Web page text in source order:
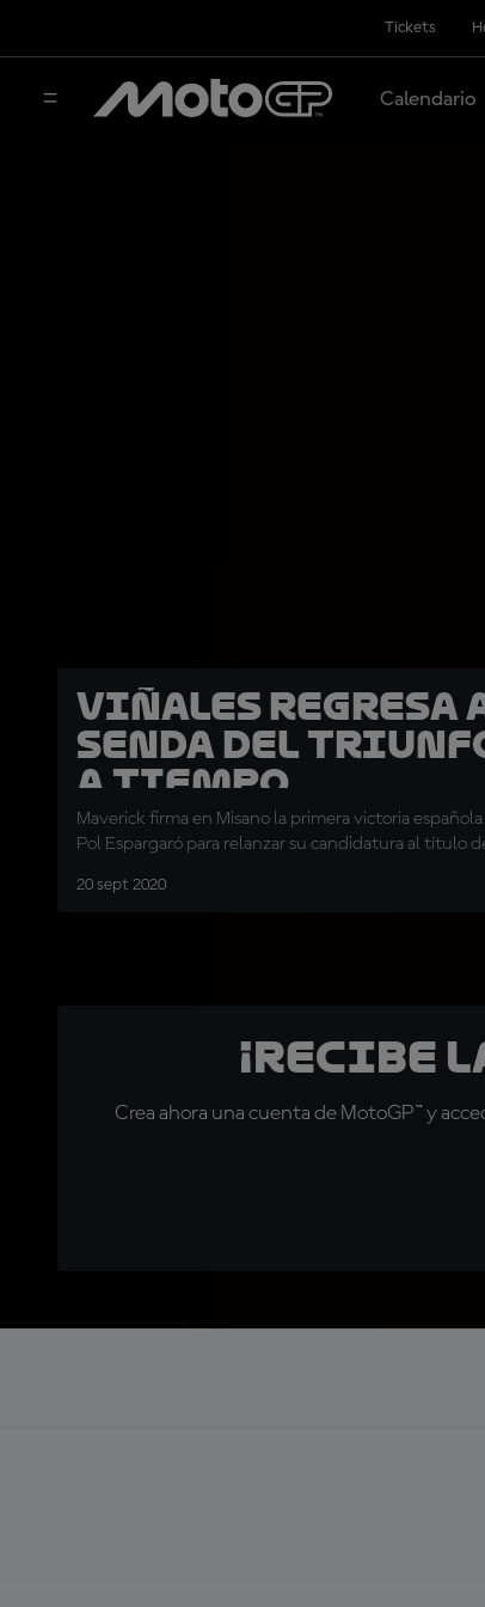
Tickets
Calendario
Viñales regresa
senda del
a tiempo
Maverick firma en Misano la primera victoria
Pol Espargaró para relanzar su candidatura al título
20 sept 2020
¡Recibe
Crea ahora una cuenta de MotoGP™ y